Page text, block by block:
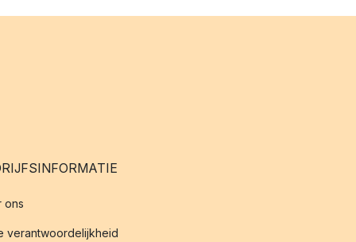
ons
verantwoordelijkheid